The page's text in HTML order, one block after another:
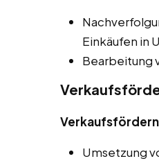
Einkäufen in
Bearbeitung
Umsetzung